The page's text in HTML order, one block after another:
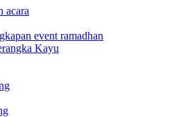
acara
event ramadhan
Kayu